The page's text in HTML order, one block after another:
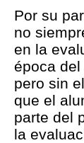
Por su
no
en la
época
pero sin
que el
parte del
la